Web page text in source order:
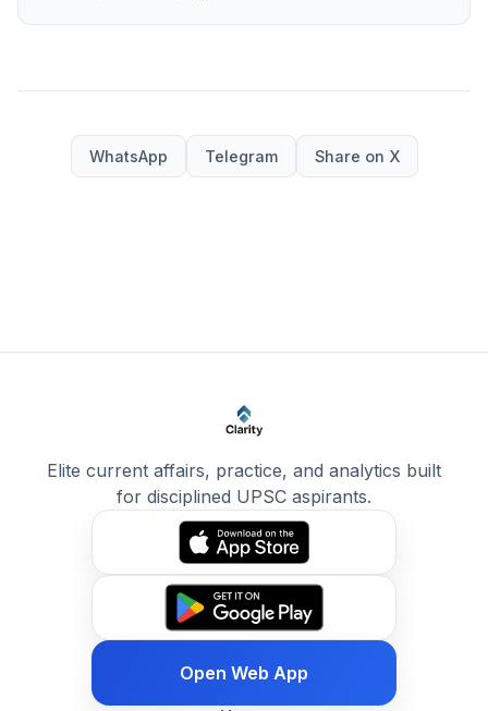
WhatsApp Telegram Share on X
Elite current affairs, practice, and analytics built
for disciplined UPSC aspirants.
Open Web App